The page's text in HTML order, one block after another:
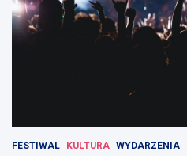
FESTIWAL KULTURA WYDARZENIA